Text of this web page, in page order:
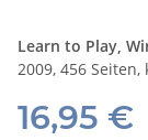
Learn to Play,
2009, 456
16,95 €